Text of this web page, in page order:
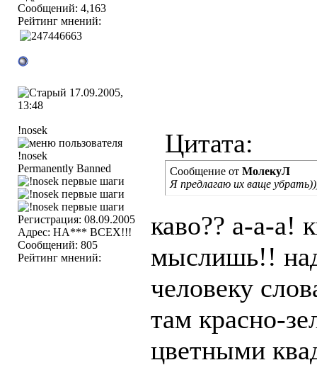
Сообщений: 4,163
Рейтинг мнений:
17.09.2005,
13:48
!nosek
Permanently Banned
Регистрация: 08.09.2005
Адрес: НА*** ВСЕХ!!!
Сообщений: 805
Рейтинг мнений:
Цитата:
Сообщение от МолекуЛ
Я предлагаю их ваще
каво?? а-а-а!
мыслишь!!
человеку
там красно-
цветными